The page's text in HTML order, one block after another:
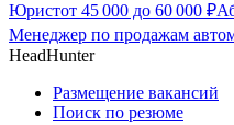
Юристот 45 000 до 60 000 ₽
Менеджер по продажам
HeadHunter
Размещение вакансий
Поиск по резюме